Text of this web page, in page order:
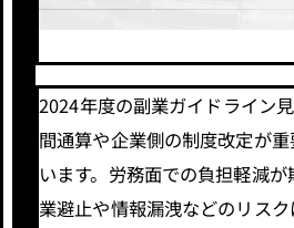
2024年度の副業ガイドライン
間通算や企業側の制度改定が
います。労務面での負担軽減
業避止や情報漏洩などのリス